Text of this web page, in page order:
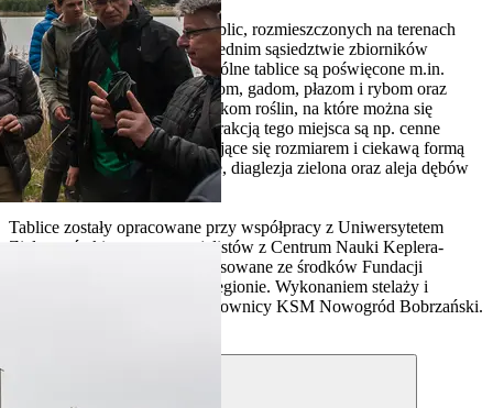
Cała ścieżka składa się z 12 tablic, rozmieszczonych na terenach
zrekultywowanych w bezpośrednim sąsiedztwie zbiorników
poeksploatacyjnych. Poszczególne tablice są poświęcone m.in.
występującym w kopalni ptakom, gadom, płazom i rybom oraz
charakterystycznym zbiorowiskom roślin, na które można się
natknąć podczas spacerów. Atrakcją tego miejsca są np. cenne
gatunki drzew, m.in. wyróżniające się rozmiarem i ciekawą formą
przestrzenną dęby szypułkowe, diaglezja zielona oraz aleja dębów
czerwonych.
Tablice zostały opracowane przy współpracy z Uniwersytetem
Zielonogórskim, przez specjalistów z Centrum Nauki Keplera-
Centrum Przyrodnicze i sfinansowane ze środków Fundacji
GÓRAŻDŻE - Aktywni w Regionie. Wykonaniem stelaży i
montażem tablic zajęli się pracownicy KSM Nowogród Bobrzański.